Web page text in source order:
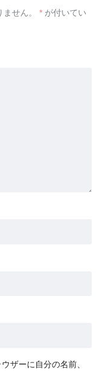
せん。 * が付いてい
ザーに自分の名前、